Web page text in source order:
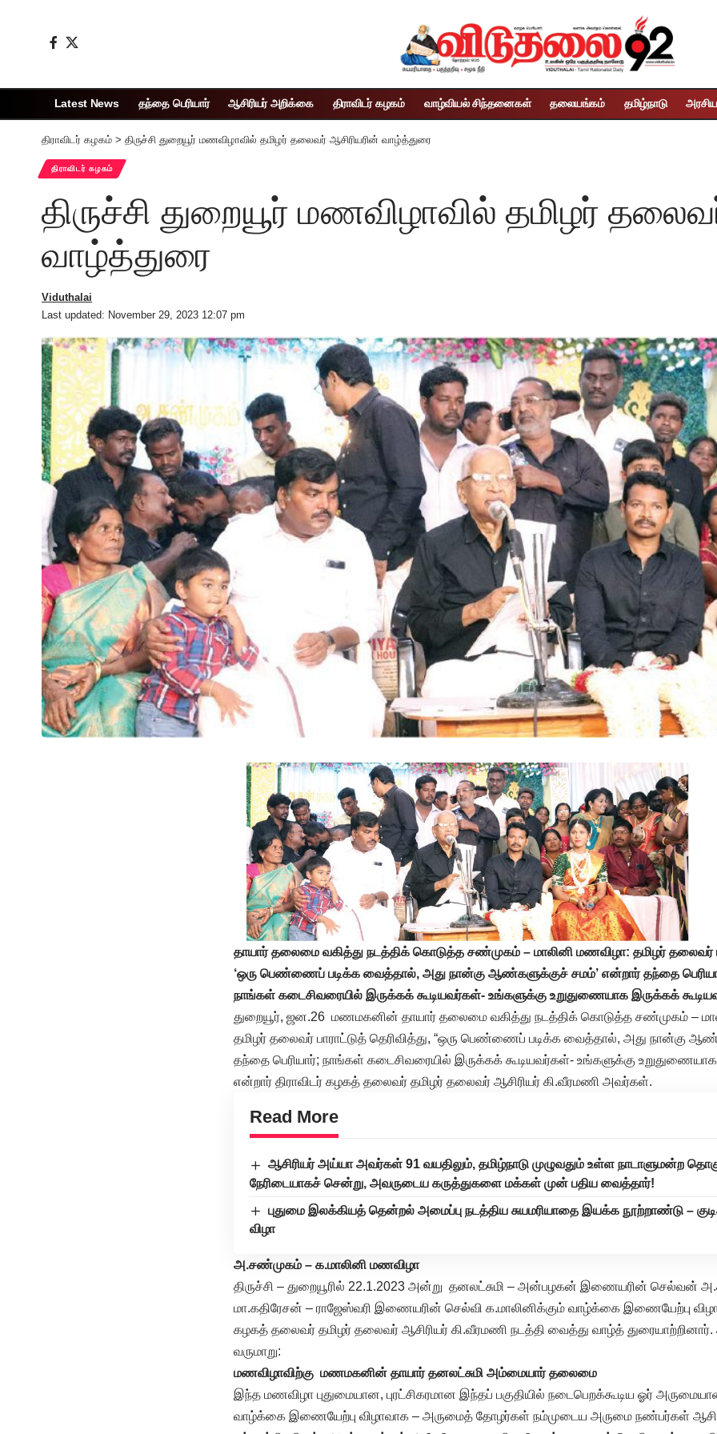
Latest News தந்தை பெரியார் ஆசிரியர் அறிக்கை திராவிடர் கழகம் வாழ்வியல் சிந்தனைகள் தலையங்கம் தமிழ்நாடு
திராவிடர் கழகம் > திருச்சி துறையூர் மணவிழாவில் தமிழர் தலைவர் ஆசிரியரின் வாழ்த்துரை
திராவிடர் கழகம்
திருச்சி துறையூர் மணவிழாவில் தமிழர்
வாழ்த்துரை
Last updated: November 29, 2023 12:07 pm
Viduthalai
தாயார் தலைமை வகித்து நடத்திக் கொடுத்த சண்முகம் – மாலினி மணவிழா: தமிழர் தலைவர்
‘ஒரு பெண்ணைப் படிக்க வைத்தால், அது நான்கு ஆண்களுக்குச் சமம்’ என்றார் தந்தை
நாங்கள் கடைசிவரையில் இருக்கக் கூடியவர்கள்- உங்களுக்கு உறுதுணையாக இருக்கக்
துறையூர், ஜன.26 மணமகனின் தாயார் தலைமை வகித்து நடத்திக் கொடுத்த சண்முகம் –
தமிழர் தலைவர் பாராட்டுத் தெரிவித்து, “ஒரு பெண்ணைப் படிக்க வைத்தால், அது நான்கு
தந்தை பெரியார்; நாங்கள் கடைசிவரையில் இருக்கக் கூடியவர்கள்- உங்களுக்கு
என்றார் திராவிடர் கழகத் தலைவர் தமிழர் தலைவர் ஆசிரியர் கி.வீரமணி அவர்கள்.
Read More
ஆசிரியர் அய்யா அவர்கள் 91 வயதிலும், தமிழ்நாடு முழுவதும் உள்ள நாடாளுமன்ற
நேரிடையாகச் சென்று, அவருடைய கருத்துகளை மக்கள் முன் பதிய வைத்தார்!
புதுமை இலக்கியத் தென்றல் அமைப்பு நடத்திய சுயமரியாதை இயக்க நூற்றாண்டு –
விழா
அ.சண்முகம் – க.மாலினி மணவிழா
திருச்சி – துறையூரில் 22.1.2023 அன்று தனலட்சுமி – அன்பழகன் இணையரின் செல்வன்
மா.கதிரேசன் – ராஜேஸ்வரி இணையரின் செல்வி க.மாலினிக்கும் வாழ்க்கை இணையேற்பு விழா
கழகத் தலைவர் தமிழர் தலைவர் ஆசிரியர் கி.வீரமணி நடத்தி வைத்து வாழ்த்
வருமாறு:
மணவிழாவிற்கு மணமகனின் தாயார் தனலட்சுமி அம்மையார் தலைமை
இந்த மணவிழா புதுமையான, புரட்சிகரமான இந்தப் பகுதியில் நடைபெறக்கூடிய ஓர்
வாழ்க்கை இணையேற்பு விழாவாக – அருமைத் தோழர்கள் நம்முடைய அருமை நண்பர்கள்